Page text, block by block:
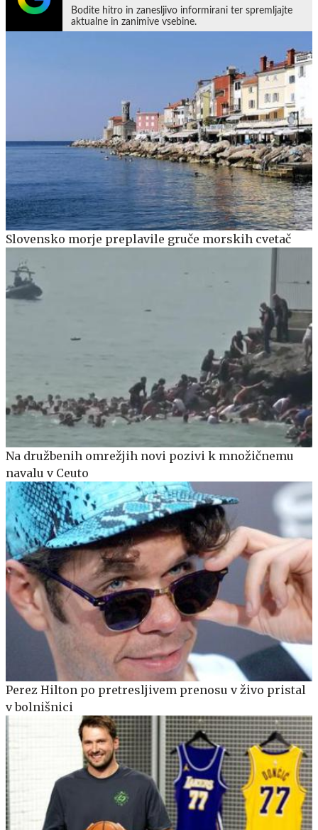
Bodite hitro in zanesljivo informirani ter spremljajte
aktualne in zanimive vsebine.
Slovensko morje preplavile gruče morskih cvetač
Na družbenih omrežjih novi pozivi k množičnemu
navalu v Ceuto
Perez Hilton po pretresljivem prenosu v živo pristal
v bolnišnici